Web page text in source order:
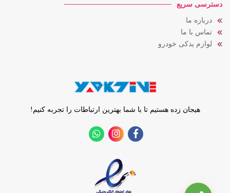
دسترسی سریع
درباره ما
تماس با ما
لوازم یدکی خودرو
هیجان زده هستیم تا با شما بهترین ارتباطات را تجربه کنیم!